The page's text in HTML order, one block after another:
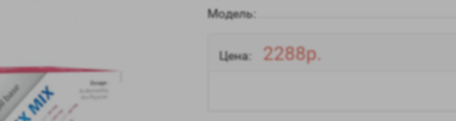
Модель:
Цена: 2288р.